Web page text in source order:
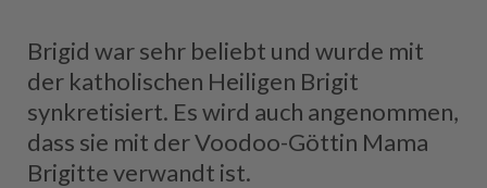
Brigid war sehr beliebt und wurde mit
der katholischen Heiligen Brigit
synkretisiert. Es wird auch angenommen,
dass sie mit der Voodoo-Göttin Mama
Brigitte verwandt ist.